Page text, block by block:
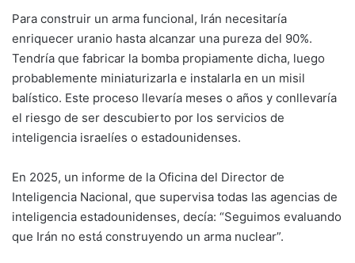
Para construir un arma funcional, Irán necesitaría
enriquecer uranio hasta alcanzar una pureza del 90%.
Tendría que fabricar la bomba propiamente dicha, luego
probablemente miniaturizarla e instalarla en un misil
balístico. Este proceso llevaría meses o años y conllevaría
el riesgo de ser descubierto por los servicios de
inteligencia israelíes o estadounidenses.
En 2025, un informe de la Oficina del Director de
Inteligencia Nacional, que supervisa todas las agencias de
inteligencia estadounidenses, decía: “Seguimos evaluando
que Irán no está construyendo un arma nuclear”.